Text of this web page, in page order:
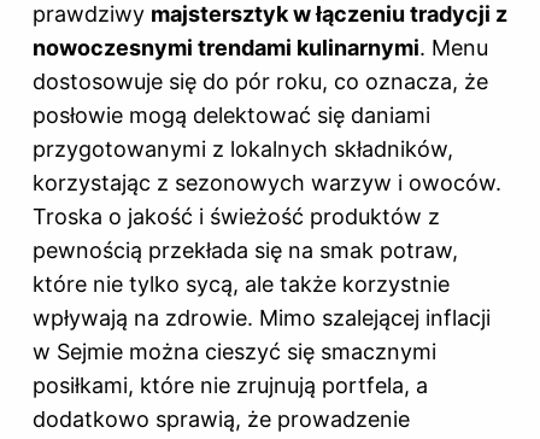
prawdziwy majstersztyk w łączeniu tradycji z
nowoczesnymi trendami kulinarnymi. Menu
dostosowuje się do pór roku, co oznacza, że
posłowie mogą delektować się daniami
przygotowanymi z lokalnych składników,
korzystając z sezonowych warzyw i owoców.
Troska o jakość i świeżość produktów z
pewnością przekłada się na smak potraw,
które nie tylko sycą, ale także korzystnie
wpływają na zdrowie. Mimo szalejącej inflacji
w Sejmie można cieszyć się smacznymi
posiłkami, które nie zrujnują portfela, a
dodatkowo sprawią, że prowadzenie